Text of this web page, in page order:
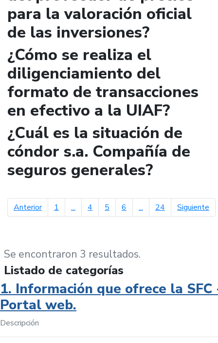
para la valoración oficial
de las inversiones?
¿Cómo se realiza el
diligenciamiento del
formato de transacciones
en efectivo a la UIAF?
¿Cuál es la situación de
cóndor s.a. Compañía de
seguros generales?
Anteriorpágina anterior
1 ... 4 5 6 ... 24 Siguiente
Se encontraron 3 resultados.
Listado de categorías
1. Información que ofrece la SFC
Portal web.
Descripción